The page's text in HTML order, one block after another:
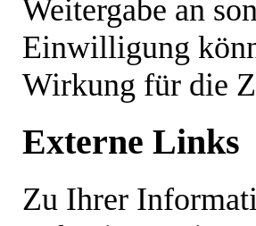
Weitergabe an
Einwilligung
Wirkung für die
Externe Links
Zu Ihrer